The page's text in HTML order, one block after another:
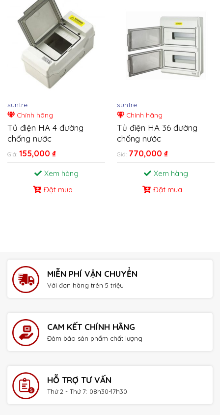
suntre
Chính hãng
Tủ điện HA 4 đường
chống nước
Giá: 155,000 ₫
Xem hàng
Đặt mua
suntre
Chính hãng
Tủ điện HA 36 đường
chống nước
Giá: 770,000 ₫
Xem hàng
Đặt mua
MIỄN PHÍ VẬN CHUYỂN
Với đơn hàng trên 5 triệu
CAM KẾT CHÍNH HÃNG
Đảm bảo sản phẩm chất lượng
HỖ TRỢ TƯ VẤN
Thứ 2 - Thứ 7: 08h30-17h30